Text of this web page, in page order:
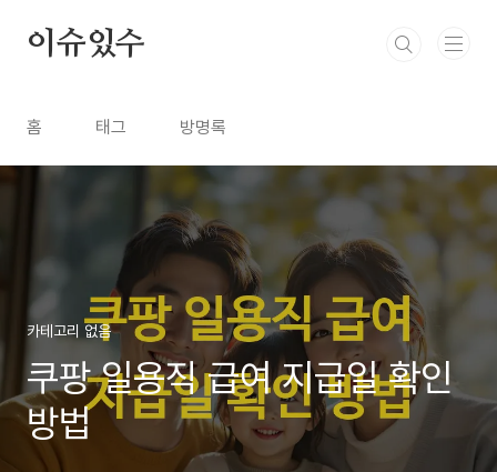
이슈있수
홈 태그 방명록
카테고리 없음
쿠팡 일용직 급여 지급일 확인
방법